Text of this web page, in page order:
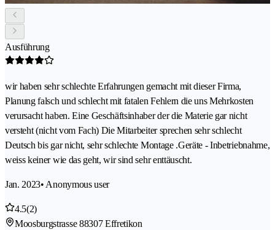
Ausführung
wir haben sehr schlechte Erfahrungen gemacht mit dieser Firma,
Planung falsch und schlecht mit fatalen Fehlern die uns Mehrkosten
verursacht haben. Eine Geschäftsinhaber der die Materie gar nicht
versteht (nicht vom Fach) Die Mitarbeiter sprechen sehr schlecht
Deutsch bis gar nicht, sehr schlechte Montage .Geräte - Inbetriebnahme,
weiss keiner wie das geht, wir sind sehr enttäuscht.
Jan. 2023• Anonymous user
4.5(2)
Moosburgstrasse 88307 Effretikon